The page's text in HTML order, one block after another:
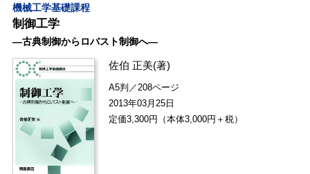
機械工学基礎課程
制御工学
―古典制御からロバスト制御へ―
佐伯 正美(著)
A5判／208ページ
2013年03月25日
定価3,300円（本体3,000円＋税）